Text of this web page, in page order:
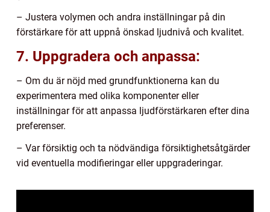
– Justera volymen och andra inställningar på din
förstärkare för att uppnå önskad ljudnivå och kvalitet.
7. Uppgradera och anpassa:
– Om du är nöjd med grundfunktionerna kan du
experimentera med olika komponenter eller
inställningar för att anpassa ljudförstärkaren efter dina
preferenser.
– Var försiktig och ta nödvändiga försiktighetsåtgärder
vid eventuella modifieringar eller uppgraderingar.